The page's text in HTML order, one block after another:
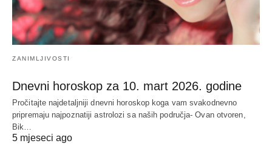
ZANIMLJIVOSTI
Dnevni horoskop za 10. mart 2026. godine
Pročitajte najdetaljniji dnevni horoskop koga vam svakodnevno
pripremaju najpoznatiji astrolozi sa naših područja- Ovan otvoren,
Bik…
5 mjeseci ago